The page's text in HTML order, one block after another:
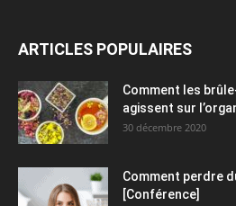
ARTICLES POPULAIRES
Comment les
agissent sur
30 décembre 2020
Comment perdre
[Conférence]